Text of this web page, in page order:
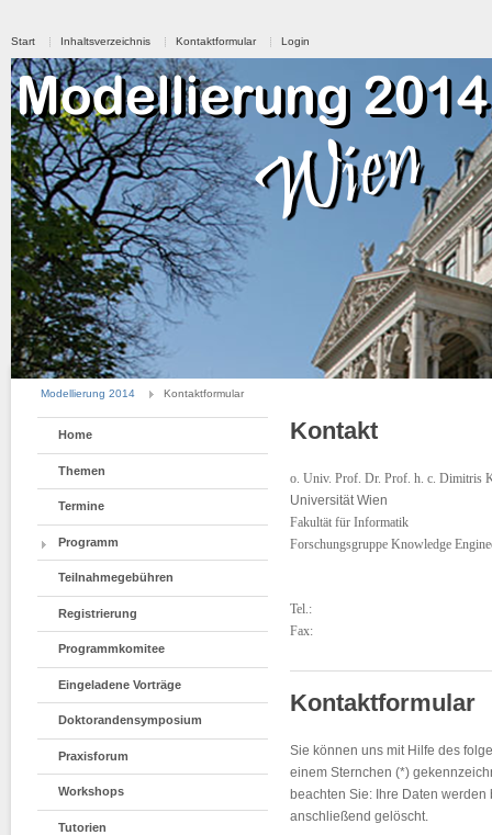
Start Inhaltsverzeichnis Kontaktformular Login
Modellierung 2014 Kontaktformular
Home
Themen
Termine
Programm
Teilnahmegebühren
Registrierung
Programmkomitee
Eingeladene Vorträge
Doktorandensymposium
Praxisforum
Workshops
Tutorien
Kontakt
o. Univ. Prof. Dr. Prof. h. c.
Universität Wien
Fakultät für Informatik
Forschungsgruppe Knowledge
Tel.:
Fax:
Kontaktformular
Sie können uns mit Hilfe des
einem Sternchen (*)
beachten Sie: Ihre Daten
anschließend gelöscht.